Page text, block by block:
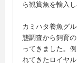
ら観賞魚を輸入
カミハタ養魚グ
態調査から飼育
ってきました。
れてきたロイヤ